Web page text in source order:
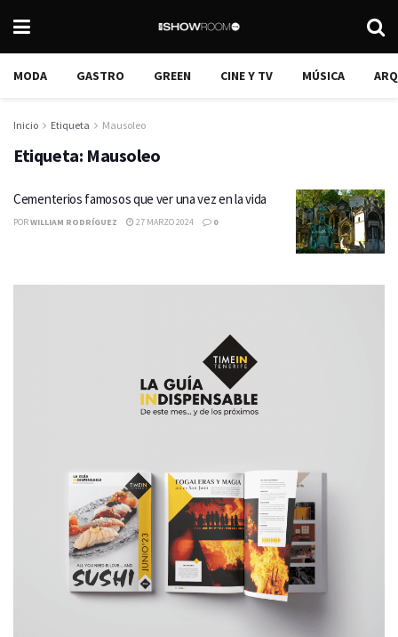
MODA GASTRO GREEN CINE Y TV MÚSICA
Inicio Etiqueta Mausoleo
Etiqueta: Mausoleo
Cementerios famosos que ver una vez en la vida
PORWILLIAM RODRÍGUEZ 27 MARZO 2024 0